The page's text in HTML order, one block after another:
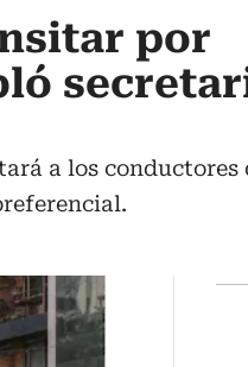
por
a los